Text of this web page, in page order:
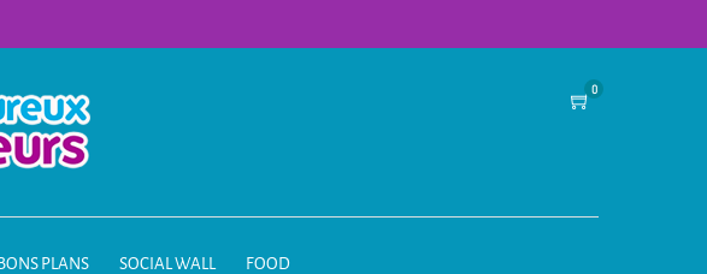
0
BONS PLANS SOCIAL WALL FOOD